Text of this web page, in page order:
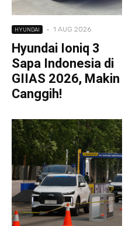
HYUNDAI · 1 AUG 2026
Hyundai Ioniq 3
Sapa Indonesia di
GIIAS 2026, Makin
Canggih!